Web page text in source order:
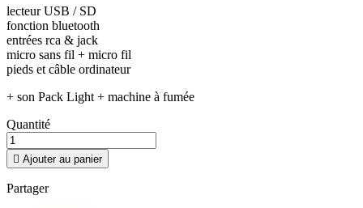
lecteur USB / SD
fonction bluetooth
entrées rca & jack
micro sans fil + micro fil
pieds et câble ordinateur
+ son Pack Light + machine à fumée
Quantité
 Ajouter au panier
Partager